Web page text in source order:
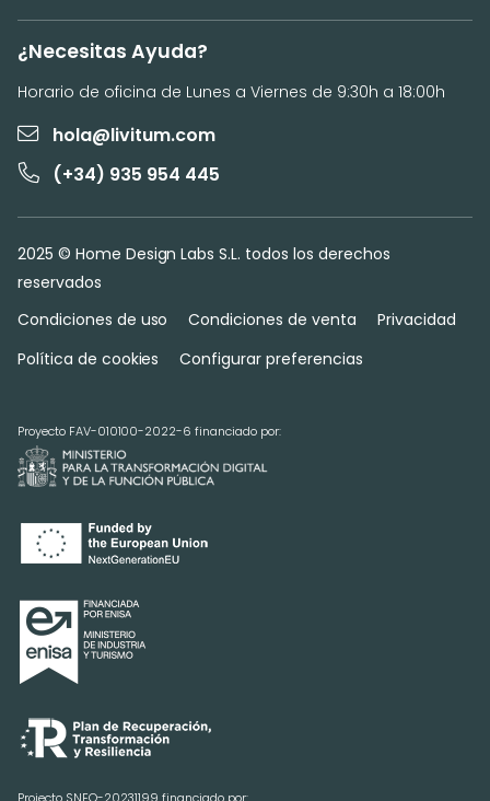
¿Necesitas Ayuda?
Horario de oficina de Lunes a Viernes de 9:30h a 18:00h
hola@livitum.com
(+34) 935 954 445
2025 © Home Design Labs S.L. todos los derechos
reservados
Condiciones de uso
Condiciones de venta
Privacidad
Política de cookies
Configurar preferencias
Proyecto FAV-010100-2022-6 financiado por: